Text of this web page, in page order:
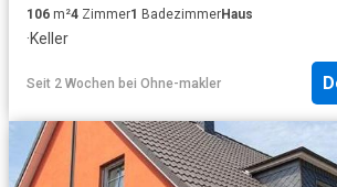
106 m²4 Zimmer1 BadezimmerHaus
·Keller
Seit 2 Wochen bei Ohne-makler